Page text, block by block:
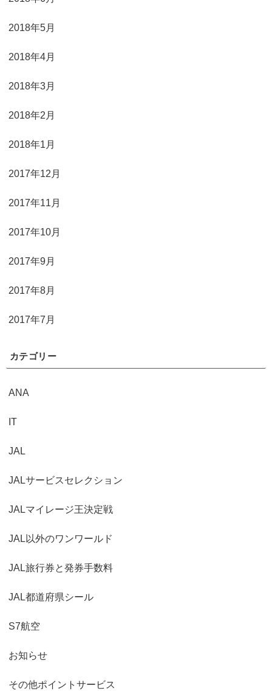
2018年5月
2018年4月
2018年3月
2018年2月
2018年1月
2017年12月
2017年11月
2017年10月
2017年9月
2017年8月
2017年7月
カテゴリー
ANA
IT
JAL
JALサービスセレクション
JALマイレージ王決定戦
JAL以外のワンワールド
JAL旅行券と発券手数料
JAL都道府県シール
S7航空
お知らせ
その他ポイントサービス